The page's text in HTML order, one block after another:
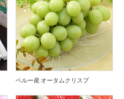
ペルー産 オータムクリスプ